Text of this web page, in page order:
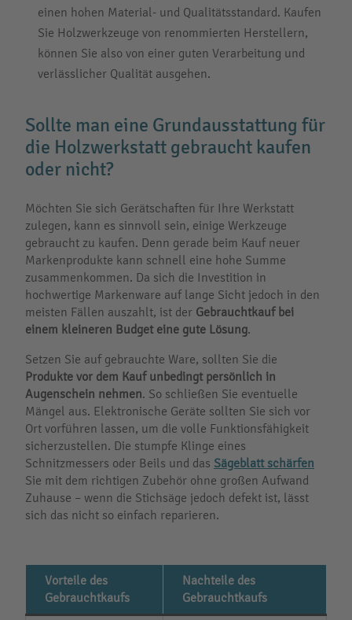
einen hohen Material- und Qualitätsstandard. Kaufen
Sie Holzwerkzeuge von renommierten Herstellern,
können Sie also von einer guten Verarbeitung und
verlässlicher Qualität ausgehen.
Sollte man eine Grundausstattung für
die Holzwerkstatt gebraucht kaufen
oder nicht?
Möchten Sie sich Gerätschaften für Ihre Werkstatt
zulegen, kann es sinnvoll sein, einige Werkzeuge
gebraucht zu kaufen. Denn gerade beim Kauf neuer
Markenprodukte kann schnell eine hohe Summe
zusammenkommen. Da sich die Investition in
hochwertige Markenware auf lange Sicht jedoch in den
meisten Fällen auszahlt, ist der Gebrauchtkauf bei
einem kleineren Budget eine gute Lösung.
Setzen Sie auf gebrauchte Ware, sollten Sie die
Produkte vor dem Kauf unbedingt persönlich in
Augenschein nehmen. So schließen Sie eventuelle
Mängel aus. Elektronische Geräte sollten Sie sich vor
Ort vorführen lassen, um die volle Funktionsfähigkeit
sicherzustellen. Die stumpfe Klinge eines
Schnitzmessers oder Beils und das Sägeblatt schärfen
Sie mit dem richtigen Zubehör ohne großen Aufwand
Zuhause – wenn die Stichsäge jedoch defekt ist, lässt
sich das nicht so einfach reparieren.
Vorteile des
Gebrauchtkaufs
Nachteile des
Gebrauchtkaufs